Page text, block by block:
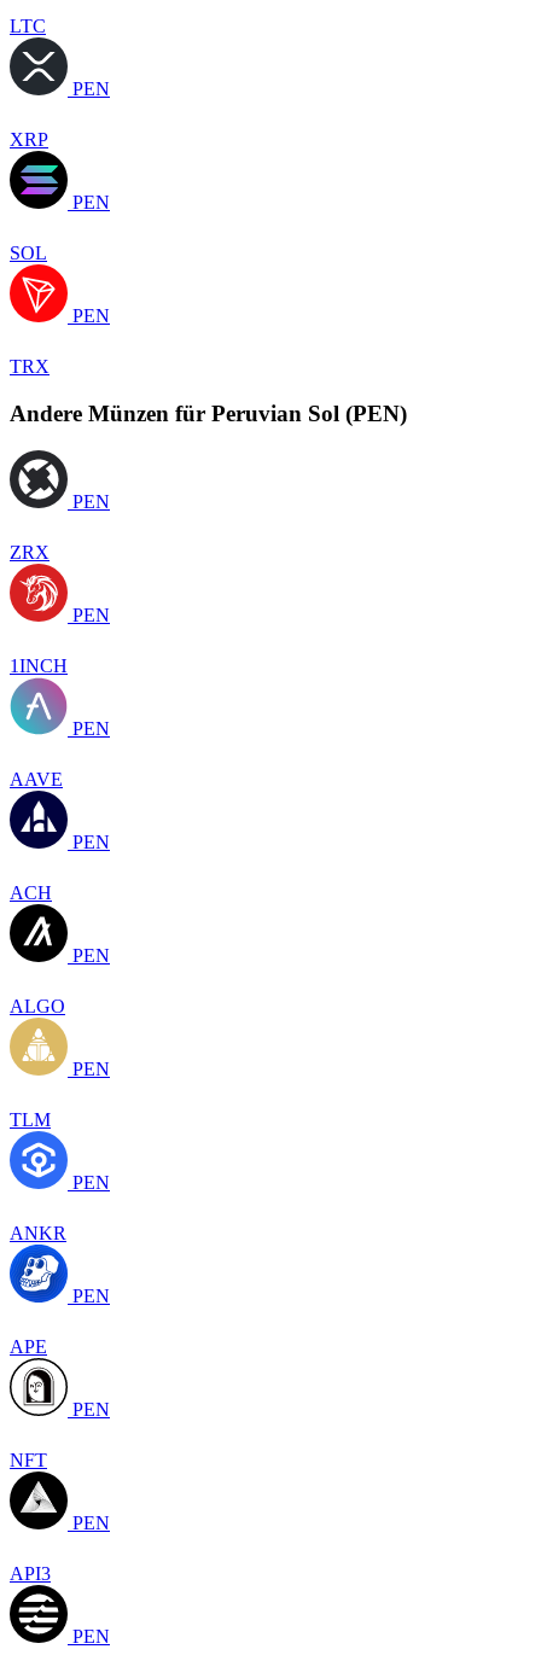
LTC
PEN
XRP
PEN
SOL
PEN
TRX
Andere Münzen für Peruvian Sol (PEN)
PEN
ZRX
PEN
1INCH
PEN
AAVE
PEN
ACH
PEN
ALGO
PEN
TLM
PEN
ANKR
PEN
APE
PEN
NFT
PEN
API3
PEN